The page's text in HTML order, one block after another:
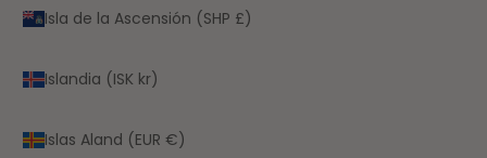
Isla de la Ascensión (SHP £)
Islandia (ISK kr)
Islas Aland (EUR €)